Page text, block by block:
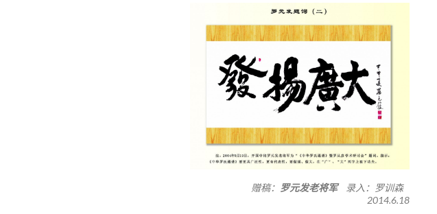
赠稿： 罗元发老将军录入：罗训森
2014.6.18